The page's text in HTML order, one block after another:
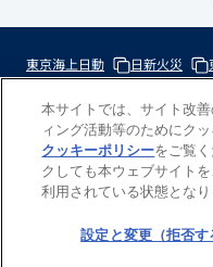
東京海上日動 日新火災
東京海上ミレア少額短期
次
の
一
東
Copyright(c) 東
本サイトでは、サイト改
ィング活動等のためにク
クッキーポリシーをご覧
クしても本ウェブサイト
利用されている状態となり
設定と変更（拒否す